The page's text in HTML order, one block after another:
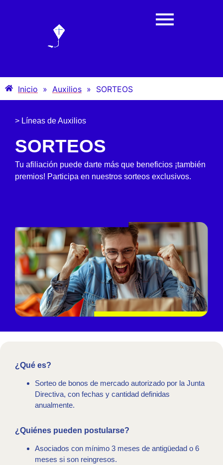
Inicio » Auxilios » SORTEOS
> Líneas de Auxilios
SORTEOS
Tu afiliación puede darte más que beneficios ¡también
premios! Participa en nuestros sorteos exclusivos.
¿Qué es?
Sorteo de bonos de mercado autorizado por la Junta
Directiva, con fechas y cantidad definidas
anualmente.
¿Quiénes pueden postularse?
Asociados con mínimo 3 meses de antigüedad o 6
meses si son reingresos.